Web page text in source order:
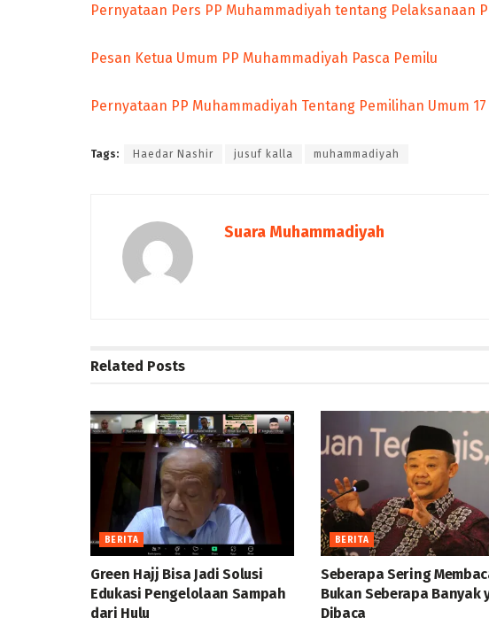
Pernyataan Pers PP Muhammadiyah tentang Pelaksanaan
Pesan Ketua Umum PP Muhammadiyah Pasca Pemilu
Pernyataan PP Muhammadiyah Tentang Pemilihan Umum 17
Tags: Haedar Nashir jusuf kalla muhammadiyah
Suara Muhammadiyah
Related Posts
BERITA
Green Hajj Bisa Jadi Solusi
Edukasi Pengelolaan Sampah
dari Hulu
BERITA
Seberapa Sering
Bukan Seberapa Banyak
Dibaca